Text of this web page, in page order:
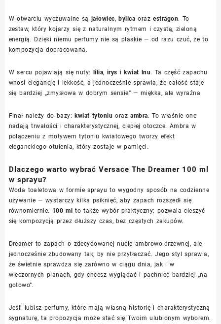
W otwarciu wyczuwalne są jałowiec,bylica orazestragon. To
zestaw, który kojarzy się z naturalnym rytmem i czystą, zieloną
energią. Dzięki niemu perfumy nie są płaskie — od razu czuć, że to
kompozycja dopracowana.
W sercu pojawiają się nuty: lilia, irys ikwiat lnu. Ta część zapachu
wnosi elegancję i lekkość, a jednocześnie sprawia, że całość staje
się bardziej „zmysłowa w dobrym sensie” — miękka, ale wyraźna.
Finał należy do bazy:kwiat tytoniu orazambra. To właśnie one
nadają trwałości i charakterystycznej, ciepłej otoczce. Ambra w
połączeniu z motywem tytoniu kwiatowego tworzy efekt
eleganckiego otulenia, który zostaje w pamięci.
Dlaczego warto wybrać Versace The Dreamer 100 ml
w sprayu?
Woda toaletowa w formie sprayu to wygodny sposób na codzienne
używanie — wystarczy kilka psiknięć, aby zapach rozszedł się
równomiernie. 100 ml to także wybór praktyczny: pozwala cieszyć
się kompozycją przez dłuższy czas, bez częstych zakupów.
Dreamer to zapach o zdecydowanej nucie ambrowo-drzewnej, ale
jednocześnie zbudowany tak, by nie przytłaczać. Jego styl sprawia,
że świetnie sprawdza się zarówno w ciągu dnia, jak i w
wieczornych planach, gdy chcesz wyglądać i pachnieć bardziej „na
gotowo”.
Jeśli lubisz perfumy, które mają własną historię i charakterystyczną
sygnaturę, ta propozycja może stać się Twoim ulubionym wyborem.